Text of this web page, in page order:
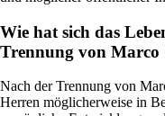
Wie hat sich das
Trennung von Marco
Nach der Trennung von
Herren möglicherweise in